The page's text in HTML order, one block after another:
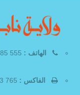
الهاتف :
الفاكس :